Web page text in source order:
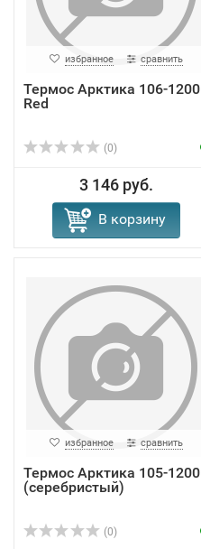
избранное сравнить
Термос Арктика 106-1200
Red
(0)
3 146 руб.
В корзину
избранное сравнить
Термос Арктика 105-1200
(серебристый)
(0)